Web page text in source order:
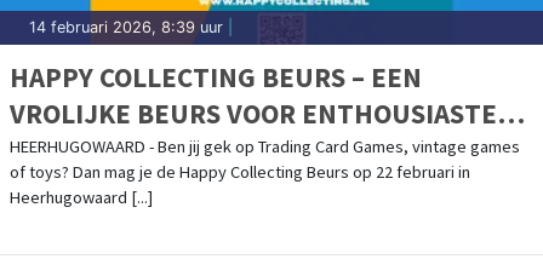
14 februari 2026, 8:39 uur
HAPPY COLLECTING BEURS – EEN
VROLIJKE BEURS VOOR ENTHOUSIASTE
VERZAMELAARS
HEERHUGOWAARD - Ben jij gek op Trading Card Games, vintage games
of toys? Dan mag je de Happy Collecting Beurs op 22 februari in
Heerhugowaard [...]